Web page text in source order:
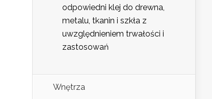
odpowiedni klej do drewna,
metalu, tkanin i szkła z
uwzględnieniem trwałości i
zastosowań
Wnętrza